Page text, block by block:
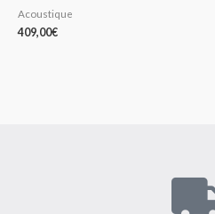
Acoustique
409,00€